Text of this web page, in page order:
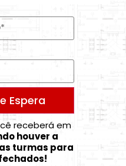
Espera
receberá em
houver a
turmas para